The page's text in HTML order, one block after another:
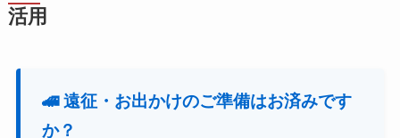
活用
🚄 遠征・お出かけのご準備はお済みです
か？